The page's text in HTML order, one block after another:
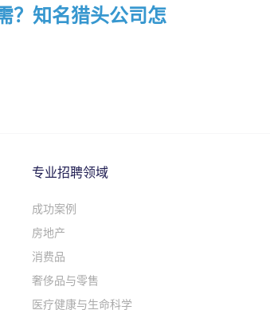
？知名猎头公司怎
专业招聘领域
成功案例
房地产
消费品
奢侈品与零售
医疗健康与生命科学